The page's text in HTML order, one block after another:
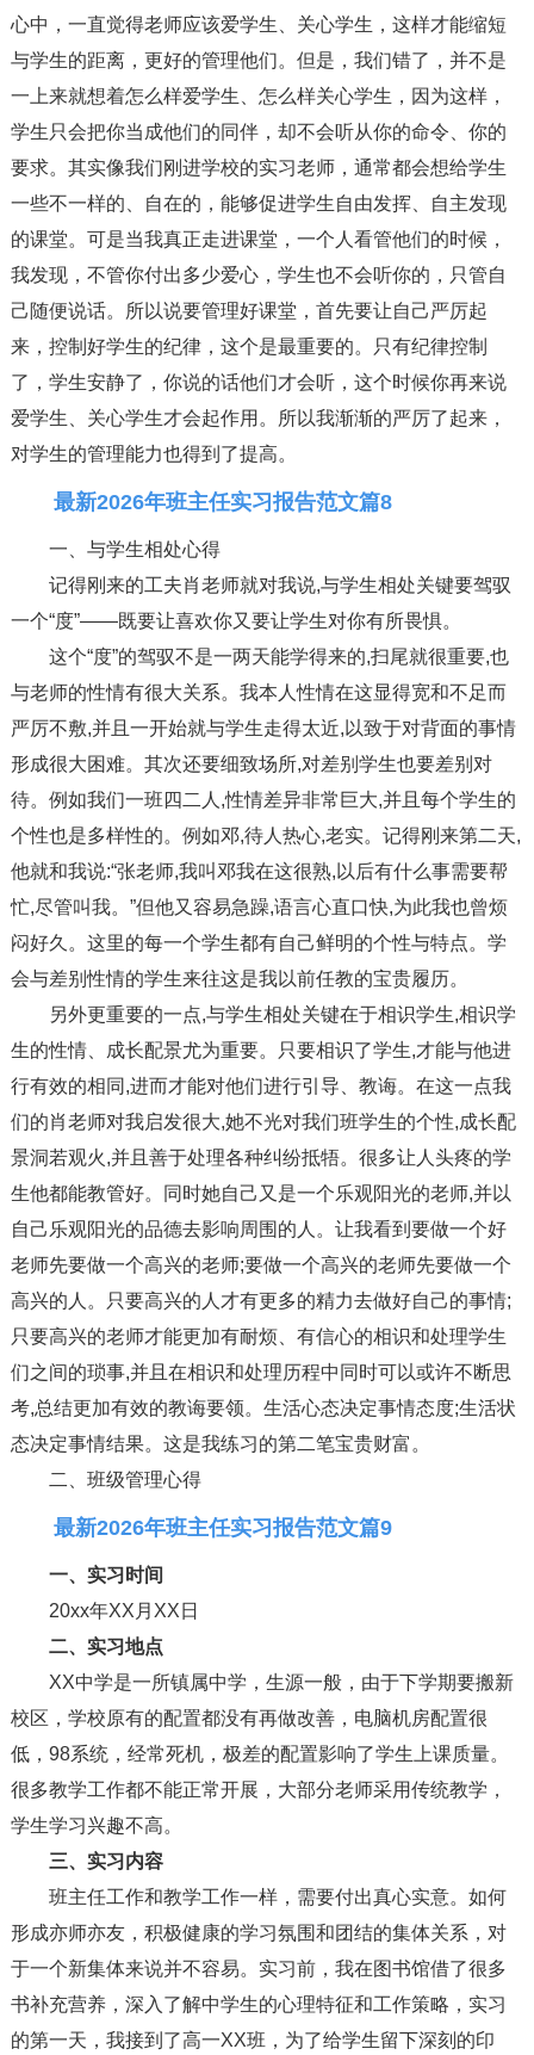
心中，一直觉得老师应该爱学生、关心学生，这样才能缩短
与学生的距离，更好的管理他们。但是，我们错了，并不是
一上来就想着怎么样爱学生、怎么样关心学生，因为这样，
学生只会把你当成他们的同伴，却不会听从你的命令、你的
要求。其实像我们刚进学校的实习老师，通常都会想给学生
一些不一样的、自在的，能够促进学生自由发挥、自主发现
的课堂。可是当我真正走进课堂，一个人看管他们的时候，
我发现，不管你付出多少爱心，学生也不会听你的，只管自
己随便说话。所以说要管理好课堂，首先要让自己严厉起
来，控制好学生的纪律，这个是最重要的。只有纪律控制
了，学生安静了，你说的话他们才会听，这个时候你再来说
爱学生、关心学生才会起作用。所以我渐渐的严厉了起来，
对学生的管理能力也得到了提高。
最新2026年班主任实习报告范文篇8
一、与学生相处心得
记得刚来的工夫肖老师就对我说,与学生相处关键要驾驭
一个“度”——既要让喜欢你又要让学生对你有所畏惧。
这个“度”的驾驭不是一两天能学得来的,扫尾就很重要,也
与老师的性情有很大关系。我本人性情在这显得宽和不足而
严厉不敷,并且一开始就与学生走得太近,以致于对背面的事情
形成很大困难。其次还要细致场所,对差别学生也要差别对
待。例如我们一班四二人,性情差异非常巨大,并且每个学生的
个性也是多样性的。例如邓,待人热心,老实。记得刚来第二天,
他就和我说:“张老师,我叫邓我在这很熟,以后有什么事需要帮
忙,尽管叫我。”但他又容易急躁,语言心直口快,为此我也曾烦
闷好久。这里的每一个学生都有自己鲜明的个性与特点。学
会与差别性情的学生来往这是我以前任教的宝贵履历。
另外更重要的一点,与学生相处关键在于相识学生,相识学
生的性情、成长配景尤为重要。只要相识了学生,才能与他进
行有效的相同,进而才能对他们进行引导、教诲。在这一点我
们的肖老师对我启发很大,她不光对我们班学生的个性,成长配
景洞若观火,并且善于处理各种纠纷抵牾。很多让人头疼的学
生他都能教管好。同时她自己又是一个乐观阳光的老师,并以
自己乐观阳光的品德去影响周围的人。让我看到要做一个好
老师先要做一个高兴的老师;要做一个高兴的老师先要做一个
高兴的人。只要高兴的人才有更多的精力去做好自己的事情;
只要高兴的老师才能更加有耐烦、有信心的相识和处理学生
们之间的琐事,并且在相识和处理历程中同时可以或许不断思
考,总结更加有效的教诲要领。生活心态决定事情态度;生活状
态决定事情结果。这是我练习的第二笔宝贵财富。
二、班级管理心得
最新2026年班主任实习报告范文篇9
一、实习时间
20xx年XX月XX日
二、实习地点
XX中学是一所镇属中学，生源一般，由于下学期要搬新
校区，学校原有的配置都没有再做改善，电脑机房配置很
低，98系统，经常死机，极差的配置影响了学生上课质量。
很多教学工作都不能正常开展，大部分老师采用传统教学，
学生学习兴趣不高。
三、实习内容
班主任工作和教学工作一样，需要付出真心实意。如何
形成亦师亦友，积极健康的学习氛围和团结的集体关系，对
于一个新集体来说并不容易。实习前，我在图书馆借了很多
书补充营养，深入了解中学生的心理特征和工作策略，实习
的第一天，我接到了高一XX班，为了给学生留下深刻的印